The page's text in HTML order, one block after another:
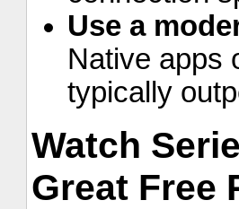
Use a
Native apps
typically
Watch
Great Free